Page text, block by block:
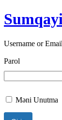
Username or
Parol
Məni Unutma